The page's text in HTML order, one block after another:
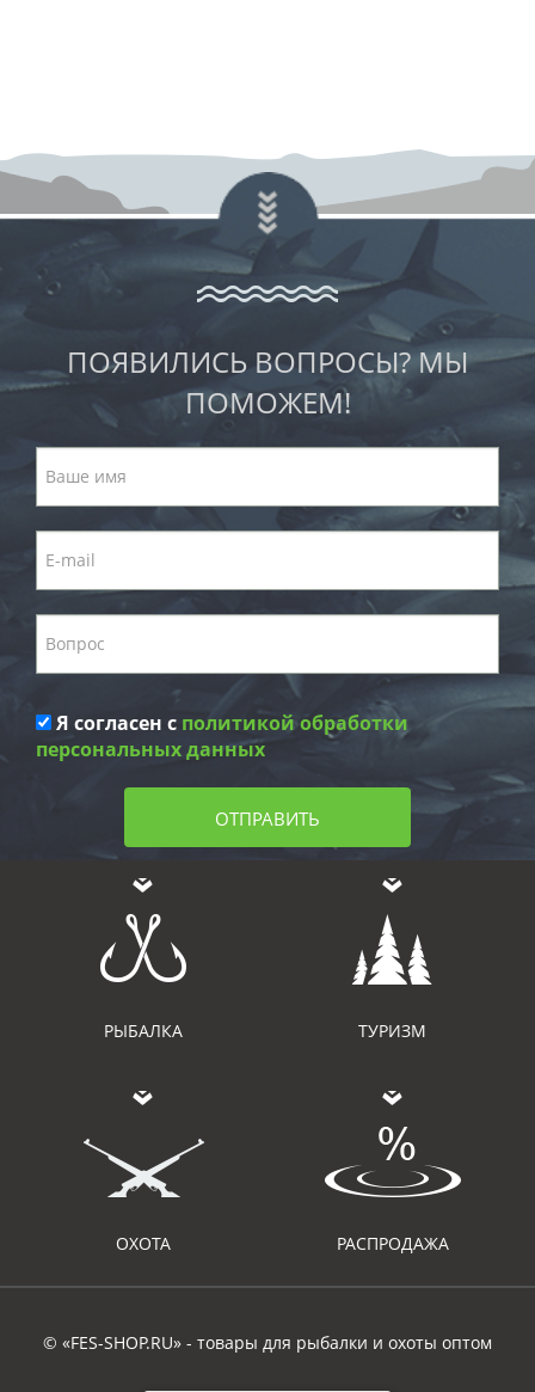
ПОЯВИЛИСЬ ВОПРОСЫ? МЫ
ПОМОЖЕМ!
Я согласен с политикой обработки
персональных данных
ОТПРАВИТЬ
РЫБАЛКА ТУРИЗМ
ОХОТА РАСПРОДАЖА
© «FES-SHOP.RU» - товары для рыбалки и охоты оптом